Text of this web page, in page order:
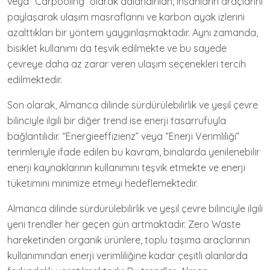
paylaşarak ulaşım masraflarını ve karbon ayak izlerini
azalttıkları bir yöntem yaygınlaşmaktadır. Aynı zamanda,
bisiklet kullanımı da teşvik edilmekte ve bu sayede
çevreye daha az zarar veren ulaşım seçenekleri tercih
edilmektedir.
Son olarak, Almanca dilinde sürdürülebilirlik ve yeşil çevre
bilinciyle ilgili bir diğer trend ise enerji tasarrufuyla
bağlantılıdır. “Energieeffizienz” veya “Enerji Verimliliği”
terimleriyle ifade edilen bu kavram, binalarda yenilenebilir
enerji kaynaklarının kullanımını teşvik etmekte ve enerji
tüketimini minimize etmeyi hedeflemektedir.
Almanca dilinde sürdürülebilirlik ve yeşil çevre bilinciyle ilgili
yeni trendler her geçen gün artmaktadır. Zero Waste
hareketinden organik ürünlere, toplu taşıma araçlarının
kullanımından enerji verimliliğine kadar çeşitli alanlarda